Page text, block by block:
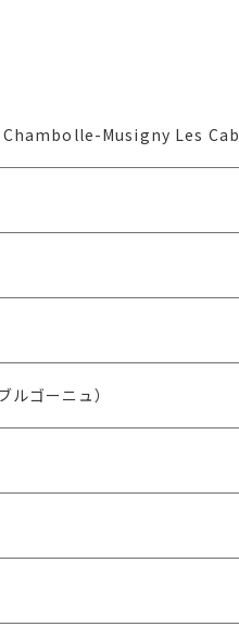
Musigny Les
ゴーニュ）